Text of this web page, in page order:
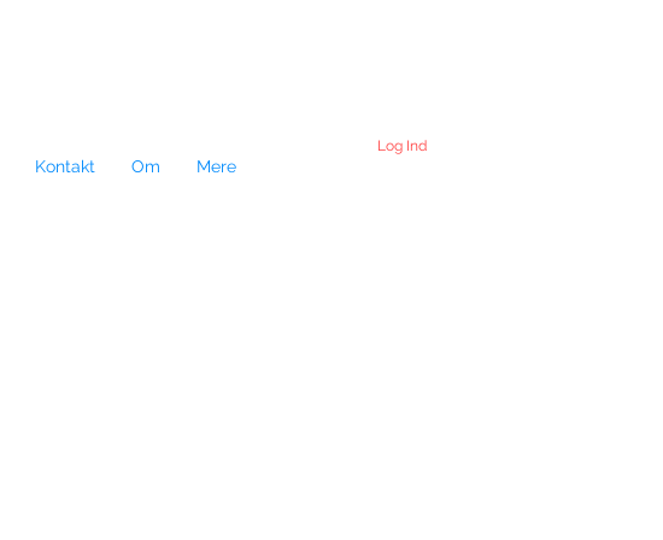
Kontakt Om Mere
Log Ind